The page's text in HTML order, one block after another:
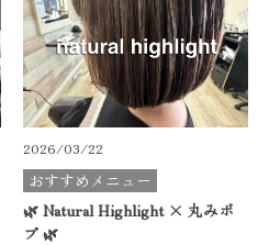
2026/03/22
おすすめメニュー
🌿 Natural Highlight × 丸みボ
ブ 🌿